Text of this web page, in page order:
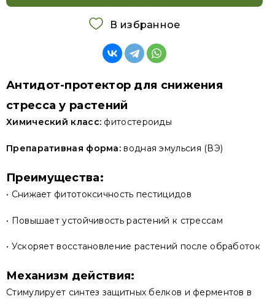
В избранное
Антидот-протектор для снижения
стресса у растений
Химический класс: фитостероиды
Препаративная форма: водная эмульсия (ВЭ)
Преимущества:
• Снижает фитотоксичность пестицидов
• Повышает устойчивость растений к стрессам
• Ускоряет восстановление растений после обработок
Механизм действия:
Стимулирует синтез защитных белков и ферментов в